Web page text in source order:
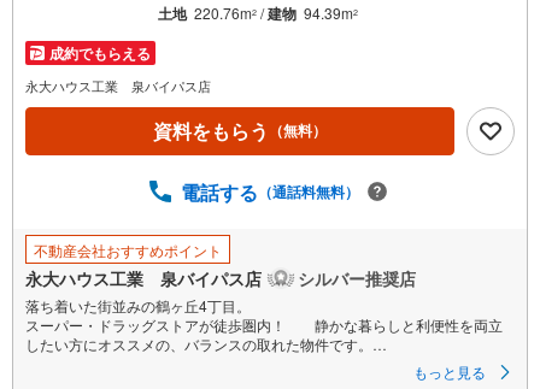
イ
ペ
ー
す
る
土地 220.76m2 /建物 94.39m2
成約でもらえる
永大ハウス工業 泉バイパス店
資料をもらう （無料）
電話する （通話料無料）
不動産会社おすすめポイント
永大ハウス工業 泉バイパス店 シルバー推奨店
落ち着いた街並みの鶴ヶ丘4丁目。
スーパー・ドラッグストアが徒歩圏内！ 静かな暮らしと利便性を両立
したい方にオススメの、バランスの取れた物件です。
もっと見る